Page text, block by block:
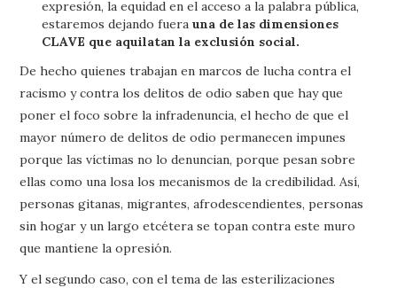
expresión, la equidad en el acceso a la palabra pública,
estaremos dejando fuera una de las dimensiones
CLAVE que aquilatan la exclusión social.
De hecho quienes trabajan en marcos de lucha contra el
racismo y contra los delitos de odio saben que hay que
poner el foco sobre la infradenuncia, el hecho de que el
mayor número de delitos de odio permanecen impunes
porque las víctimas no lo denuncian, porque pesan sobre
ellas como una losa los mecanismos de la credibilidad. Así,
personas gitanas, migrantes, afrodescendientes, personas
sin hogar y un largo etcétera se topan contra este muro
que mantiene la opresión.
Y el segundo caso, con el tema de las esterilizaciones